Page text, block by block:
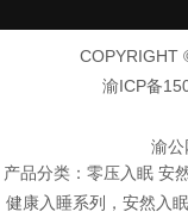
COPYRIGHT
渝ICP备
渝
产品分类：零压入眠 安
健康入睡系列，安然入